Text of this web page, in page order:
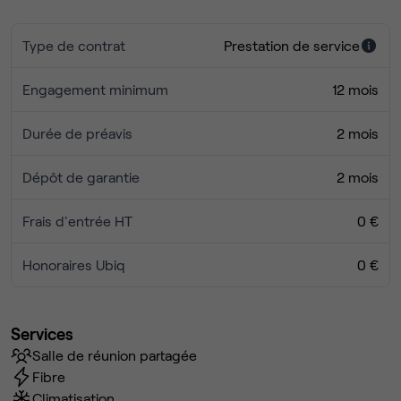
Type de contrat Prestation de service
Engagement minimum 12 mois
Durée de préavis 2 mois
Dépôt de garantie 2 mois
Frais d'entrée HT 0 €
Honoraires Ubiq 0 €
Services
Salle de réunion partagée
Fibre